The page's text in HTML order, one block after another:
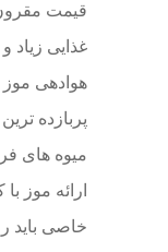
قیمت
غذایی زیاد
هوادهی
پربازده
ارائه موز
خاصی باید